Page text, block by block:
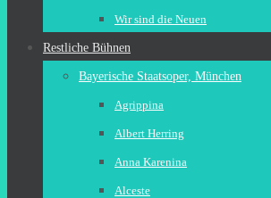
Wir sind die Neuen
Restliche Bühnen
Bayerische Staatsoper, München
Agrippina
Albert Herring
Anna Karenina
Alceste